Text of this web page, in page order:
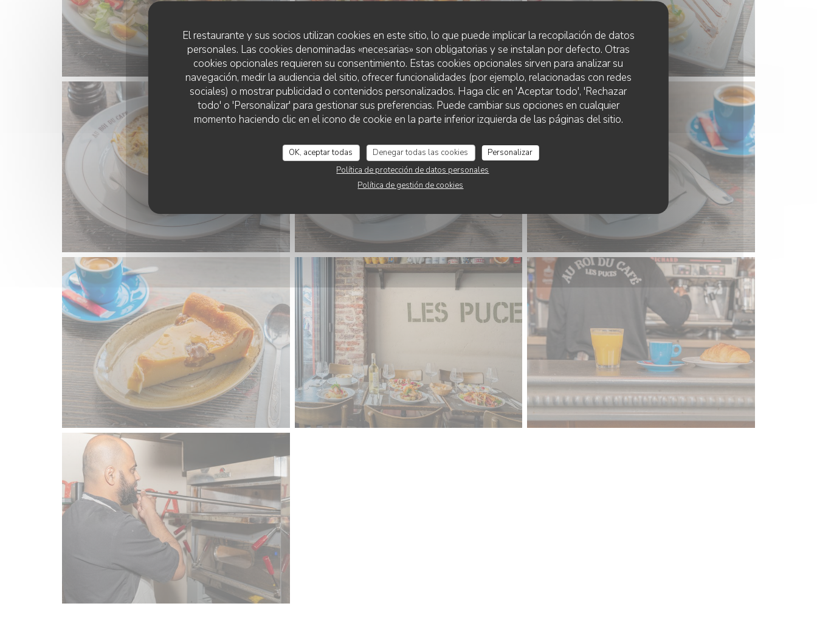
El restaurante y sus socios utilizan cookies en este sitio, lo que puede implicar la recopilación de datos
personales. Las cookies denominadas «necesarias» son obligatorias y se instalan por defecto. Otras
cookies opcionales requieren su consentimiento. Estas cookies opcionales sirven para analizar su
navegación, medir la audiencia del sitio, ofrecer funcionalidades (por ejemplo, relacionadas con redes
sociales) o mostrar publicidad o contenidos personalizados. Haga clic en 'Aceptar todo', 'Rechazar
todo' o 'Personalizar' para gestionar sus preferencias. Puede cambiar sus opciones en cualquier
momento haciendo clic en el icono de cookie en la parte inferior izquierda de las páginas del sitio.
OK, aceptar todas Denegar todas las cookies
Personalizar
Política de protección de datos personales
Política de gestión de cookies
AU ROI DU CAFÉ